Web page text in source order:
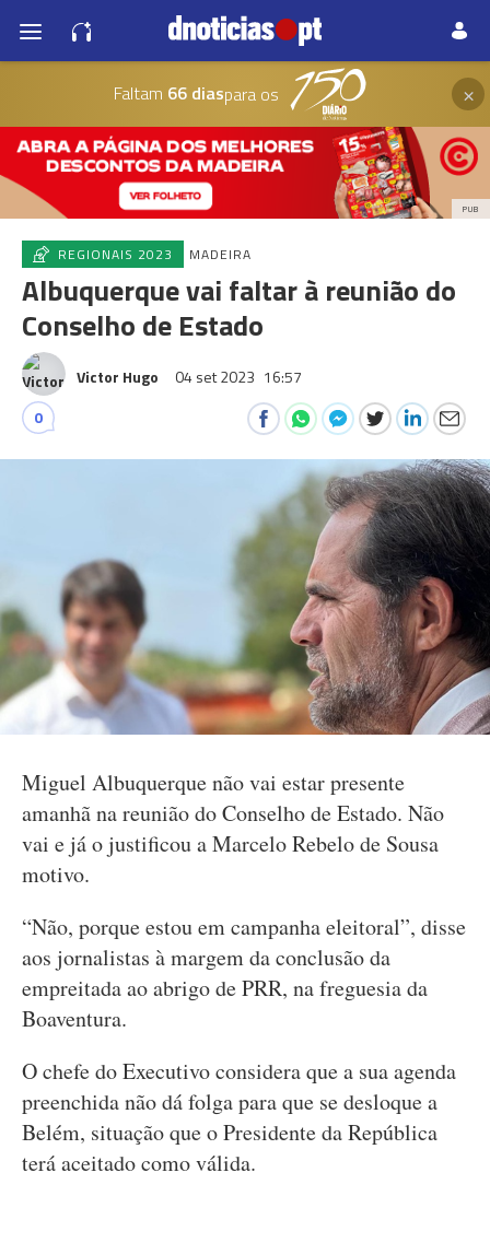
Faltam 66 diaspara os ×
PUB
REGIONAIS 2023 MADEIRA
Albuquerque vai faltar à reunião do
Conselho de Estado
Victor Hugo 04 set 2023 16:57
0
Miguel Albuquerque não vai estar presente
amanhã na reunião do Conselho de Estado. Não
vai e já o justificou a Marcelo Rebelo de Sousa
motivo.
“Não, porque estou em campanha eleitoral”, disse
aos jornalistas à margem da conclusão da
empreitada ao abrigo de PRR, na freguesia da
Boaventura.
O chefe do Executivo considera que a sua agenda
preenchida não dá folga para que se desloque a
Belém, situação que o Presidente da República
terá aceitado como válida.